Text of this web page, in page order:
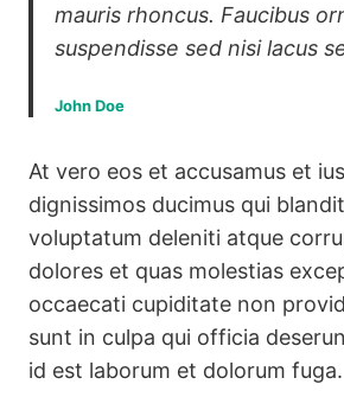
mauris rhoncus. Faucibus
suspendisse sed nisi lacus
John Doe
At vero eos et accusamus et
dignissimos ducimus qui
voluptatum deleniti atque
dolores et quas molestias
occaecati cupiditate non
sunt in culpa qui officia
id est laborum et dolorum fuga.